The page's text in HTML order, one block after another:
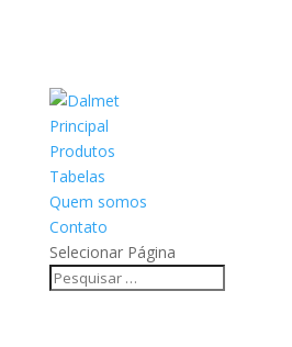
Principal
Produtos
Tabelas
Quem somos
Contato
Selecionar Página